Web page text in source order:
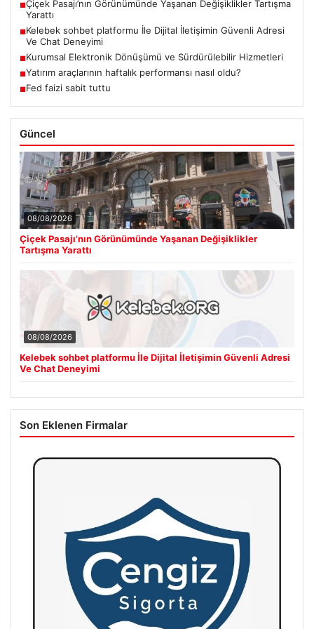
■Çiçek Pasajı’nın Görünümünde Yaşanan Değişiklikler Tartışma
Yarattı
■Kelebek sohbet platformu İle Dijital İletişimin Güvenli Adresi
Ve Chat Deneyimi
■Kurumsal Elektronik Dönüşümü ve Sürdürülebilir Hizmetleri
■Yatırım araçlarının haftalık performansı nasıl oldu?
■Fed faizi sabit tuttu
Güncel
08/08/2026
Çiçek Pasajı’nın Görünümünde Yaşanan Değişiklikler
Tartışma Yarattı
08/08/2026
Kelebek sohbet platformu İle Dijital İletişimin Güvenli Adresi
Ve Chat Deneyimi
Son Eklenen Firmalar